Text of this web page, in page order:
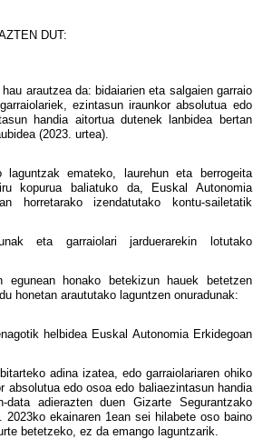
DUT:
arautzea da: bidaiarien eta salgaien garraio
ezintasun iraunkor absolutua edo
handia aitortua dutenek lanbidea bertan
(2023. urtea).
laguntzak emateko, laurehun eta berrogeita
kopurua baliatuko da, Euskal Autonomia
horretarako izendatutako kontu-sailetatik
eta garraiolari jarduerarekin lotutako
egunean honako betekizun hauek betetzen
honetan araututako laguntzen onuradunak:
helbidea Euskal Autonomia Erkidegoan
adina izatea, edo garraiolariaren ohiko
absolutua edo osoa edo baliaezintasun handia
data adierazten duen Gizarte Segurantzako
2023ko ekainaren 1ean sei hilabete oso baino
betetzeko, ez da emango laguntzarik.